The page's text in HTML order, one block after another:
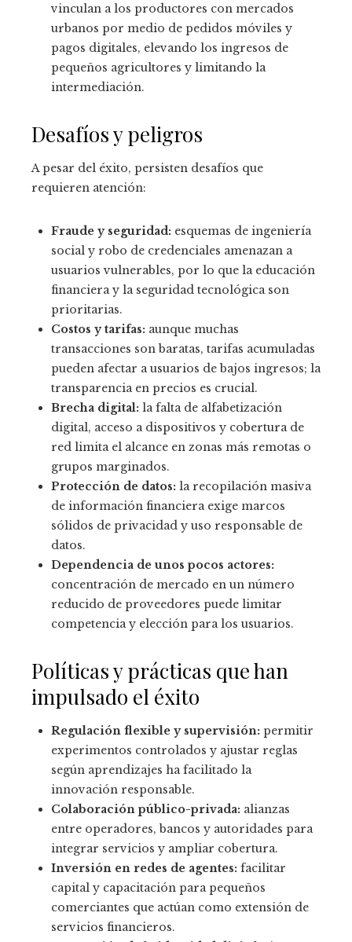
vinculan a los productores con mercados
urbanos por medio de pedidos móviles y
pagos digitales, elevando los ingresos de
pequeños agricultores y limitando la
intermediación.
Desafíos y peligros
A pesar del éxito, persisten desafíos que
requieren atención:
Fraude y seguridad: esquemas de ingeniería
social y robo de credenciales amenazan a
usuarios vulnerables, por lo que la educación
financiera y la seguridad tecnológica son
prioritarias.
Costos y tarifas: aunque muchas
transacciones son baratas, tarifas acumuladas
pueden afectar a usuarios de bajos ingresos; la
transparencia en precios es crucial.
Brecha digital: la falta de alfabetización
digital, acceso a dispositivos y cobertura de
red limita el alcance en zonas más remotas o
grupos marginados.
Protección de datos: la recopilación masiva
de información financiera exige marcos
sólidos de privacidad y uso responsable de
datos.
Dependencia de unos pocos actores:
concentración de mercado en un número
reducido de proveedores puede limitar
competencia y elección para los usuarios.
Políticas y prácticas que han
impulsado el éxito
Regulación flexible y supervisión: permitir
experimentos controlados y ajustar reglas
según aprendizajes ha facilitado la
innovación responsable.
Colaboración público-privada: alianzas
entre operadores, bancos y autoridades para
integrar servicios y ampliar cobertura.
Inversión en redes de agentes: facilitar
capital y capacitación para pequeños
comerciantes que actúan como extensión de
servicios financieros.